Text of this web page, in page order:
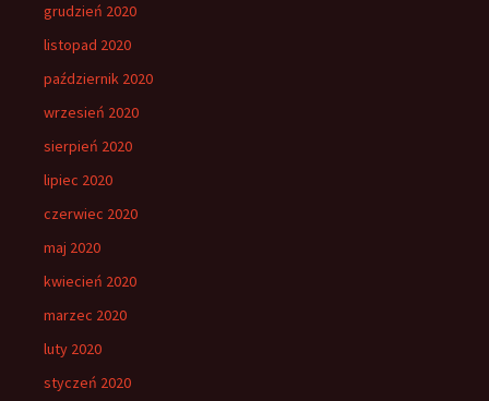
grudzień 2020
listopad 2020
październik 2020
wrzesień 2020
sierpień 2020
lipiec 2020
czerwiec 2020
maj 2020
kwiecień 2020
marzec 2020
luty 2020
styczeń 2020